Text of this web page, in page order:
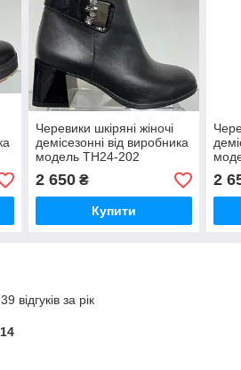
Черевики шкіряні жіночі
демісезонні від виробника
модель ТН24-202
2 650₴
Купити
2
відгуків за рік